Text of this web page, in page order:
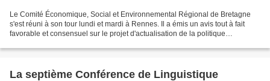
Le Comité Économique, Social et Environnemental Régional de Bretagne
s'est réuni à son tour lundi et mardi à Rennes. Il a émis un avis tout à fait
favorable et consensuel sur le projet d'actualisation de la politique
La septième Conférence de Linguistique